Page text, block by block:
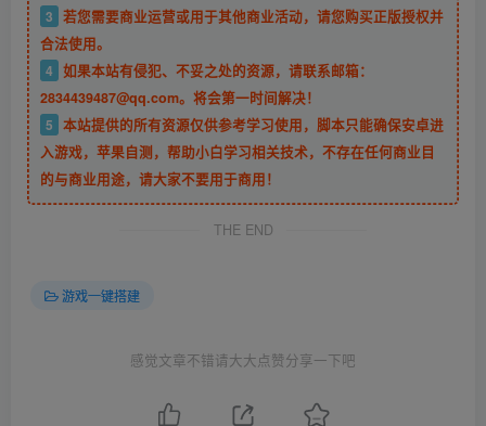
3 若您需要商业运营或用于其他商业活动，请您购买正版授权并
合法使用。
4 如果本站有侵犯、不妥之处的资源，请联系邮箱：
2834439487@qq.com。将会第一时间解决！
5 本站提供的所有资源仅供参考学习使用，脚本只能确保安卓进
入游戏，苹果自测，帮助小白学习相关技术，不存在任何商业目
的与商业用途，请大家不要用于商用！
THE END
游戏一键搭建
感觉文章不错请大大点赞分享一下吧